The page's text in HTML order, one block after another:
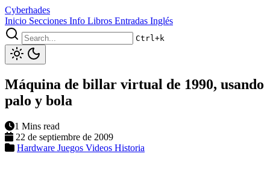
Cyberhades
Inicio Secciones Info Libros Entradas Inglés
Ctrl+k
Máquina de billar virtual de 1990, usando
palo y bola
1 Mins read
22 de septiembre de 2009
Hardware Juegos Videos Historia